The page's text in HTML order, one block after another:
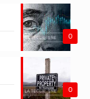
0
0